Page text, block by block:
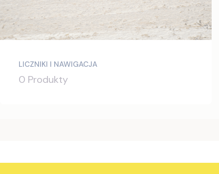
LICZNIKI I NAWIGACJA
0 Produkty